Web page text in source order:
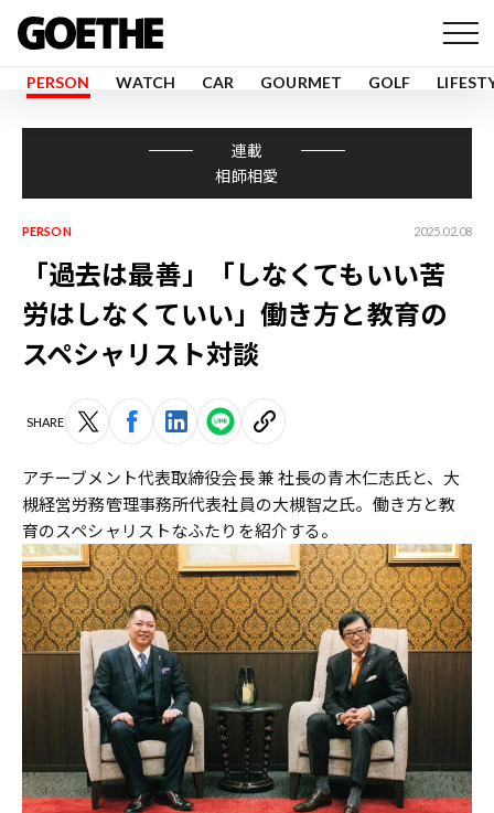
PERSON WATCH CAR GOURMET GOLF
連載
相師相愛
PERSON 2025.02.08
「過去は最善」「しなくてもいい苦
労はしなくていい」働き方と教育の
スペシャリスト対談
SHARE
アチーブメント代表取締役会長 兼 社長の青木仁志氏と、大
槻経営労務管理事務所代表社員の大槻智之氏。働き方と教
育のスペシャリストなふたりを紹介する。